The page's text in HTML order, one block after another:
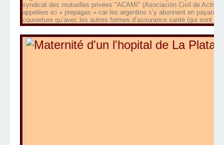
syndicat des mutuelles privées "ACAMI" (Asociación Civil de
appelées ici « prepagas » car les argentins s’y abonnent en payant
couverture qu’avec les autres formes d’assurance santé (qui sont